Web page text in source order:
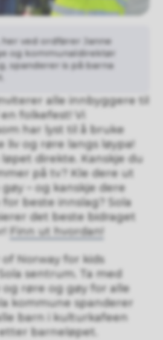
her ved ordfører Janne
og kommunaldirektør
spanderer is på barna
alle innbyggere til
folkefest! Vi
har lyst til å bruke
liv og røre langs løypa!
løpet direkte. Kanskje du
på tv? Kle dere ut
– og kanskje dere
beste innslag? Sola
det beste bidraget
Finn ut hvordan!
Norway for kids
sentrum. Ta med
og røre og gøy for alle
kommune spanderer
barn i kulturkafeen
barneløpet.